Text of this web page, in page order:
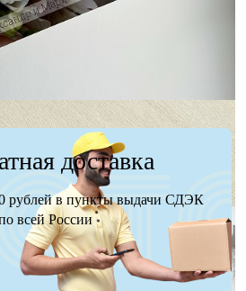
Заказать
доставка
рублей в пункты выдачи СДЭК
всей России